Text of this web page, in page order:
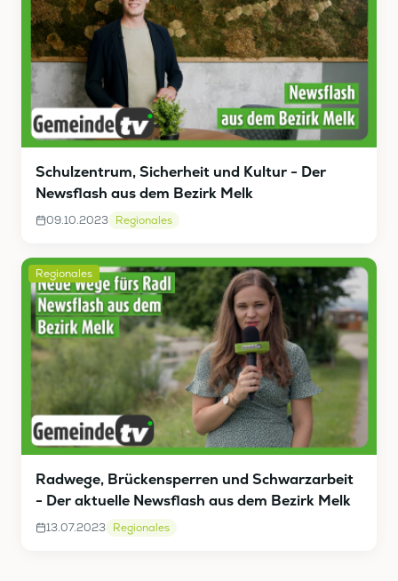
Schulzentrum, Sicherheit und Kultur - Der
Newsflash aus dem Bezirk Melk
09.10.2023 Regionales
Regionales
Radwege, Brückensperren und Schwarzarbeit
- Der aktuelle Newsflash aus dem Bezirk Melk
13.07.2023 Regionales